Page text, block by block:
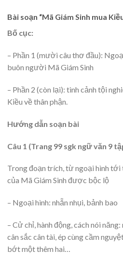
Bài soạn “Mã Giám Sinh mua
Bố cục:
– Phần 1 (mười câu thơ đầu):
buôn người Mã Giám Sinh
– Phần 2 (còn lại): tình cảnh tội
Kiều về thân phận.
Hướng dẫn soạn bài
Câu 1 (Trang 99 sgk ngữ văn 9
Trong đoạn trích, từ ngoại hình tới
của Mã Giám Sinh được bộc lộ
– Ngoại hình: nhẵn nhụi, bảnh bao
– Cử chỉ, hành động, cách nói
cân sắc cân tài, ép cùng cầm
bớt một thêm hai…